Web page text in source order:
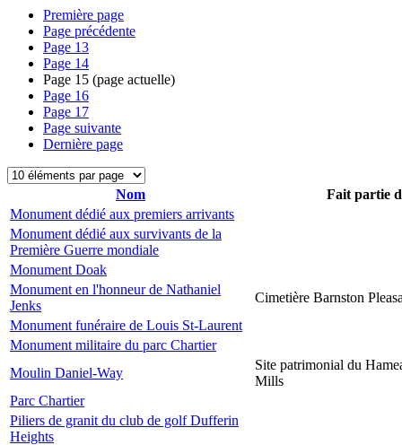
Première page
Page précédente
Page 13
Page 14
Page 15 (page actuelle)
Page 16
Page 17
Page suivante
Dernière page
Nom
Fait partie
Monument dédié aux premiers arrivants
Monument dédié aux survivants de la
Première Guerre mondiale
Monument Doak
Monument en l'honneur de Nathaniel
Jenks
Cimetière Barnston
Monument funéraire de Louis St-Laurent
Monument militaire du parc Chartier
Moulin Daniel-Way
Site patrimonial du
Mills
Parc Chartier
Piliers de granit du club de golf Dufferin
Heights